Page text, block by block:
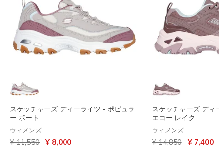
スケッチャーズ ディーライツ - ポピュラ
ー ボート
ウィメンズ
からの値引き
¥ 11,550 から
¥ 8,000
スケッチャーズ ディ
エコー レイク
ウィメンズ
からの値引き
¥ 14,850から
¥ 7,400